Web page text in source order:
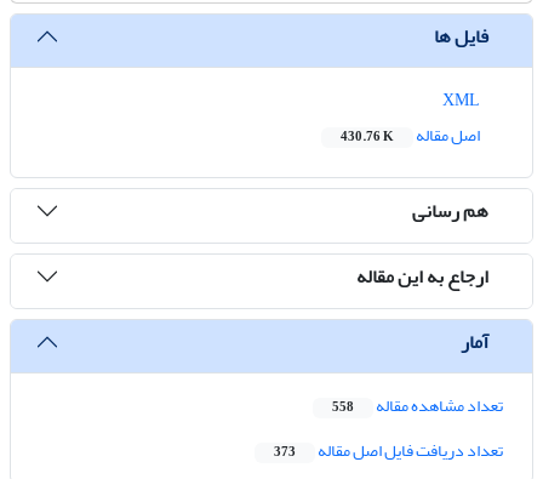
فایل ها
اصل مقاله
430.76 K
هم رسانی
ارجاع به این مقاله
آمار
تعداد مشاهده مقاله 558
تعداد دریافت فایل اصل مقاله 373